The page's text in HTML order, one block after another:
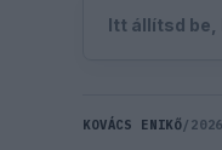
Itt állítsd be,
KOVÁCS ENIKŐ/